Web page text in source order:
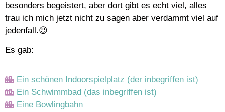
besonders begeistert, aber dort gibt es echt viel, alles
trau ich mich jetzt nicht zu sagen aber verdammt viel auf
jedenfall.😉
Es gab:
Ein schönen Indoorspielplatz (der inbegriffen ist)
Ein Schwimmbad (das inbegriffen ist)
Eine Bowlingbahn